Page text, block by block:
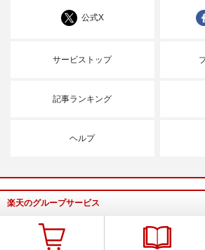
公式X
サービストップ
記事ランキング
ヘルプ
楽天のグループサービス